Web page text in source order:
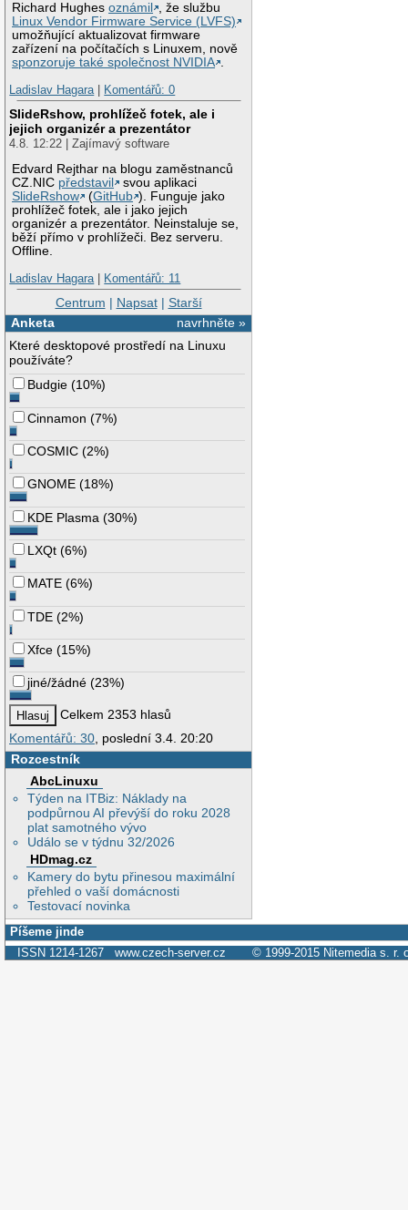
Richard Hughesoznámil
, že službu
Linux Vendor Firmware Service (LVFS)
umožňující aktualizovat firmware
zařízení na počítačích s Linuxem, nově
sponzoruje také společnost NVIDIA .
Ladislav Hagara| Komentářů: 0
SlideRshow, prohlížeč fotek, ale i
jejich organizér a prezentátor
4.8. 12:22 | Zajímavý software
Edvard Rejthar na blogu zaměstnanců
CZ.NIC představil
svou aplikaci
SlideRshow
(GitHub ). Funguje jako
prohlížeč fotek, ale i jako jejich
organizér a prezentátor. Neinstaluje se,
běží přímo v prohlížeči. Bez serveru.
Offline.
Ladislav Hagara| Komentářů: 11
Centrum | Napsat| Starší
navrhněte »
Anketa
Které desktopové prostředí na Linuxu
používáte?
Budgie (10%)
Cinnamon (7%)
COSMIC (2%)
GNOME (18%)
KDE Plasma (30%)
LXQt (6%)
MATE (6%)
TDE (2%)
Xfce (15%)
jiné/žádné (23%)
Celkem 2353 hlasů
Komentářů: 30 , poslední 3.4. 20:20
Rozcestník
AbcLinuxu
Týden na ITBiz: Náklady na
podpůrnou AI převýší do roku 2028
plat samotného vývo
Událo se v týdnu 32/2026
HDmag.cz
Kamery do bytu přinesou maximální
přehled o vaší domácnosti
Testovací novinka
Píšeme jinde
ISSN 1214-1267 www.czech-server.cz © 1999-2015 Nitemedia s. r.